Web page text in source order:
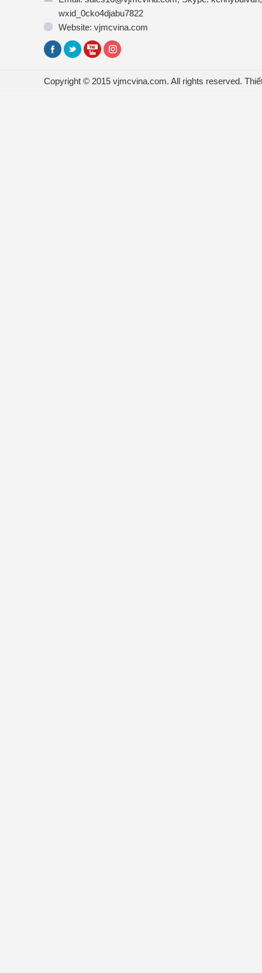
wxid_0cko4djabu7822
Website: vjmcvina.com
Copyright © 2015 vjmcvina.com. All rights reserved.